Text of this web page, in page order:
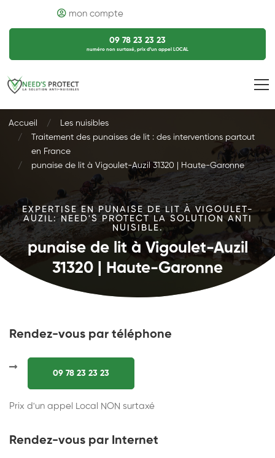
mon compte
09 78 23 23 23
numéro non surtaxé, prix d’un appel LOCAL
Accueil
Les nuisibles
Traitement des punaises de lit : des interventions partout
en France
punaise de lit à Vigoulet-Auzil 31320 | Haute-Garonne
EXPERTISE EN PUNAISE DE LIT À VIGOULET-
AUZIL: NEED'S PROTECT LA SOLUTION ANTI
NUISIBLE.
punaise de lit à Vigoulet-Auzil
31320 | Haute-Garonne
Rendez-vous par téléphone
09 78 23 23 23
Prix d'un appel Local NON surtaxé
Rendez-vous par Internet